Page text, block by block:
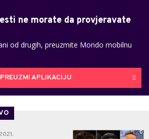
ne morate da provjeravate
od drugih, preuzmite Mondo mobilnu
PREUZMI APLIKACIJU
0